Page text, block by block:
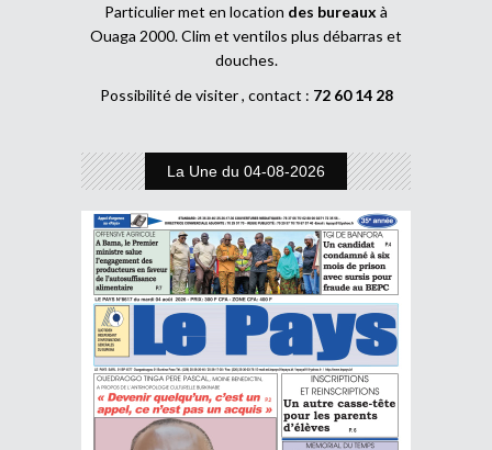
Particulier met en location des bureaux à
Ouaga 2000. Clim et ventilos plus débarras et
douches.
Possibilité de visiter , contact : 72 60 14 28
La Une du 04-08-2026